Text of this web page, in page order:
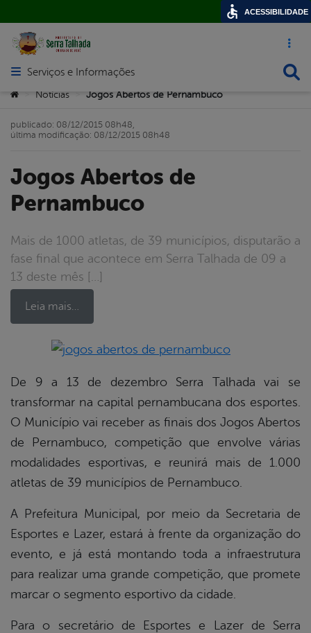
Acesso
Abrir menu principal de navegação
Serviços e Informações
Você está aqui:
Notícias Jogos Abertos de Pernambuco
Jogos Abertos de
Pernambuco
Mais de 1000 atletas, de 39 municípios, disputarão a
fase final que acontece em Serra Talhada de 09 a
13 deste mês […]
Leia mais…
publicado: 08/12/2015 08h48,
última modificação: 08/12/2015 08h48
De 9 a 13 de dezembro Serra Talhada vai se
transformar na capital pernambucana dos esportes.
O Município vai receber as finais dos Jogos Abertos
de Pernambuco, competição que envolve várias
modalidades esportivas, e reunirá mais de 1.000
atletas de 39 municípios de Pernambuco.
A Prefeitura Municipal, por meio da Secretaria de
Esportes e Lazer, estará à frente da organização do
evento, e já está montando toda a infraestrutura
para realizar uma grande competição, que promete
marcar o segmento esportivo da cidade.
Para o secretário de Esportes e Lazer de Serra
ACESSIBILIDADE